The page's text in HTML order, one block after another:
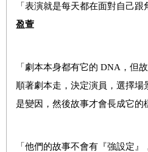
「表演就是每天都在面對自己跟
盈萱
「劇本本身都有它的 DNA，但
順著劇本走，決定演員，選擇
是變因，然後故事才會長成它的
「他們的故事不會有『強設定